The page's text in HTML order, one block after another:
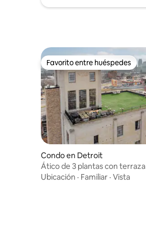
Favorito entre huéspedes
Favorito entre huéspedes
Condo en Detroit
Ático de 3 plantas con terraza
Ubicación · Familiar · Vista